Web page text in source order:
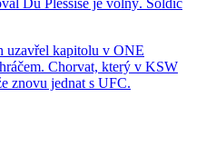
uzavřel kapitolu v ONE
Chorvat, který v KSW
znovu jednat s UFC.